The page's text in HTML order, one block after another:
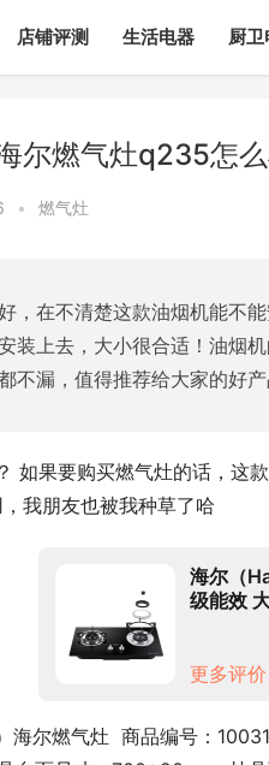
店铺评测 生活电器 厨
尔燃气灶q235怎
• 燃气灶
，在不清楚这款油烟机能不
装上去，大小很合适！油烟
不漏，值得推荐给大家的好
如果要购买燃气灶的话，这
我朋友也被我种草了哈
海尔（
级能效
更多评价
海尔燃气灶  商品编号：